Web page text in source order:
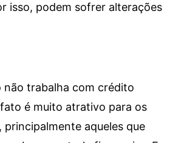
isso, podem sofrer alterações
não trabalha com crédito
é muito atrativo para os
principalmente aqueles que